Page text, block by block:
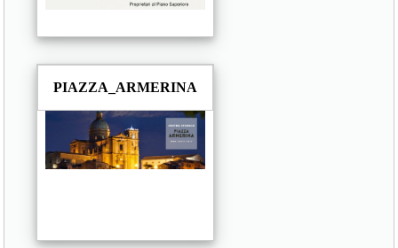
PIAZZA_ARMERINA